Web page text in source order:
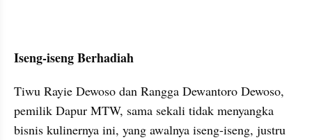
Iseng-iseng Berhadiah
Tiwu Rayie Dewoso dan Rangga Dewantoro Dewoso,
pemilik Dapur MTW, sama sekali tidak menyangka
bisnis kulinernya ini, yang awalnya iseng-iseng, justru